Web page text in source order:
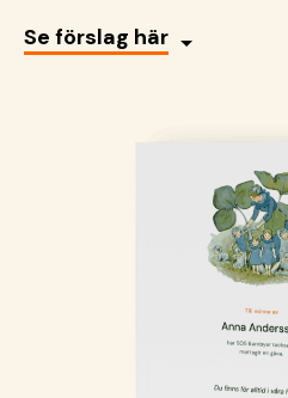
Se förslag här